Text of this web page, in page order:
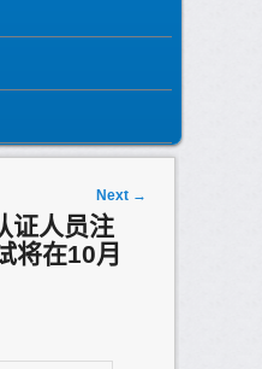
Next →
证人员注
将在10月